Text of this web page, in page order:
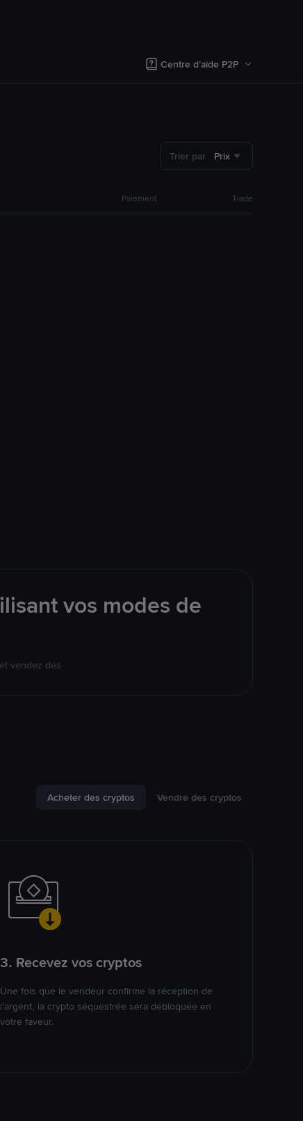
Centre d’aide P2P
Trier par Prix
Paiement Trade
vos modes de
vendez des
Acheter des cryptos Vendre des cryptos
3. Recevez vos cryptos
Une fois que le vendeur confirme la réception de
l’argent, la crypto séquestrée sera débloquée en
votre faveur.